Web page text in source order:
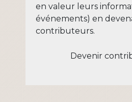
en valeur leurs
événements) en
contributeurs.
Devenir